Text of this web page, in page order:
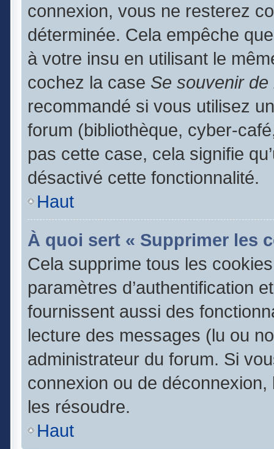
connexion, vous ne resterez
déterminée. Cela empêche
à votre insu en utilisant le
cochez la case Se souvenir de
recommandé si vous utilisez
forum (bibliothèque, cyber-
pas cette case, cela signifie
désactivé cette fonctionnalité.
Haut
À quoi sert « Supprimer les
Cela supprime tous les
paramètres d’authentification
fournissent aussi des
lecture des messages (lu ou
administrateur du forum. Si
connexion ou de
les résoudre.
Haut